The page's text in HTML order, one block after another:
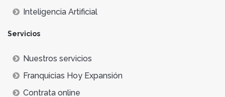
Inteligencia Artificial
Servicios
Nuestros servicios
Franquicias Hoy Expansión
Contrata online